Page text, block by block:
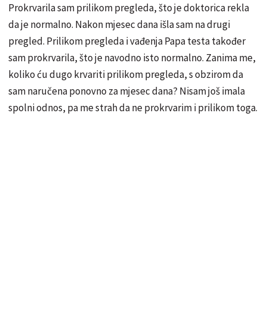
Prokrvarila sam prilikom pregleda, što je doktorica rekla
da je normalno. Nakon mjesec dana išla sam na drugi
pregled. Prilikom pregleda i vađenja Papa testa također
sam prokrvarila, što je navodno isto normalno. Zanima me,
koliko ću dugo krvariti prilikom pregleda, s obzirom da
sam naručena ponovno za mjesec dana? Nisam još imala
spolni odnos, pa me strah da ne prokrvarim i prilikom toga.